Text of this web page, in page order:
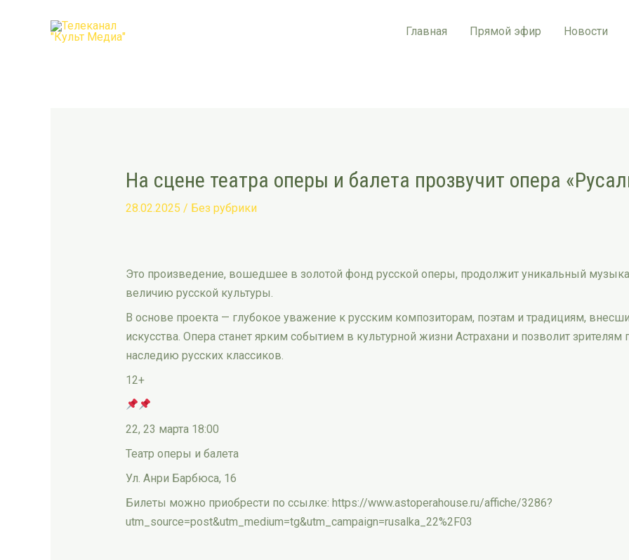
Главная Прямой эфир Новости
На сцене театра оперы и балета прозвучит опера
28.02.2025 / Без рубрики
Это произведение, вошедшее в золотой фонд русской оперы, продолжит уникальный
величию русской культуры.
В основе проекта — глубокое уважение к русским композиторам, поэтам и традициям,
искусства. Опера станет ярким событием в культурной жизни Астрахани и позволит зрителям
наследию русских классиков.
12+
22, 23 марта 18:00
Театр оперы и балета
Ул. Анри Барбюса, 16
Билеты можно приобрести по ссылке: https://www.astoperahouse.ru/affiche/3286?
utm_source=post&utm_medium=tg&utm_campaign=rusalka_22%2F03
navigation